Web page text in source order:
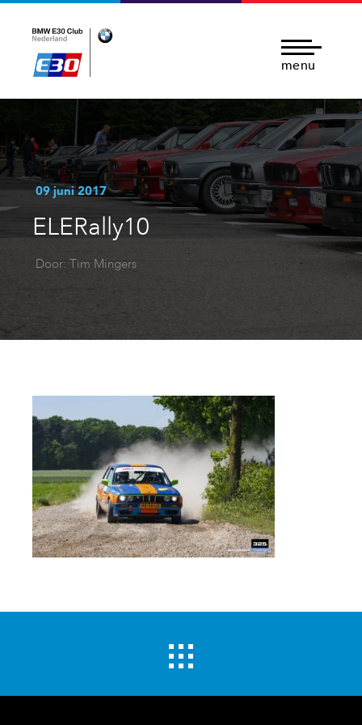
menu
09 juni 2017
ELERally10
Door: Tim Mingers